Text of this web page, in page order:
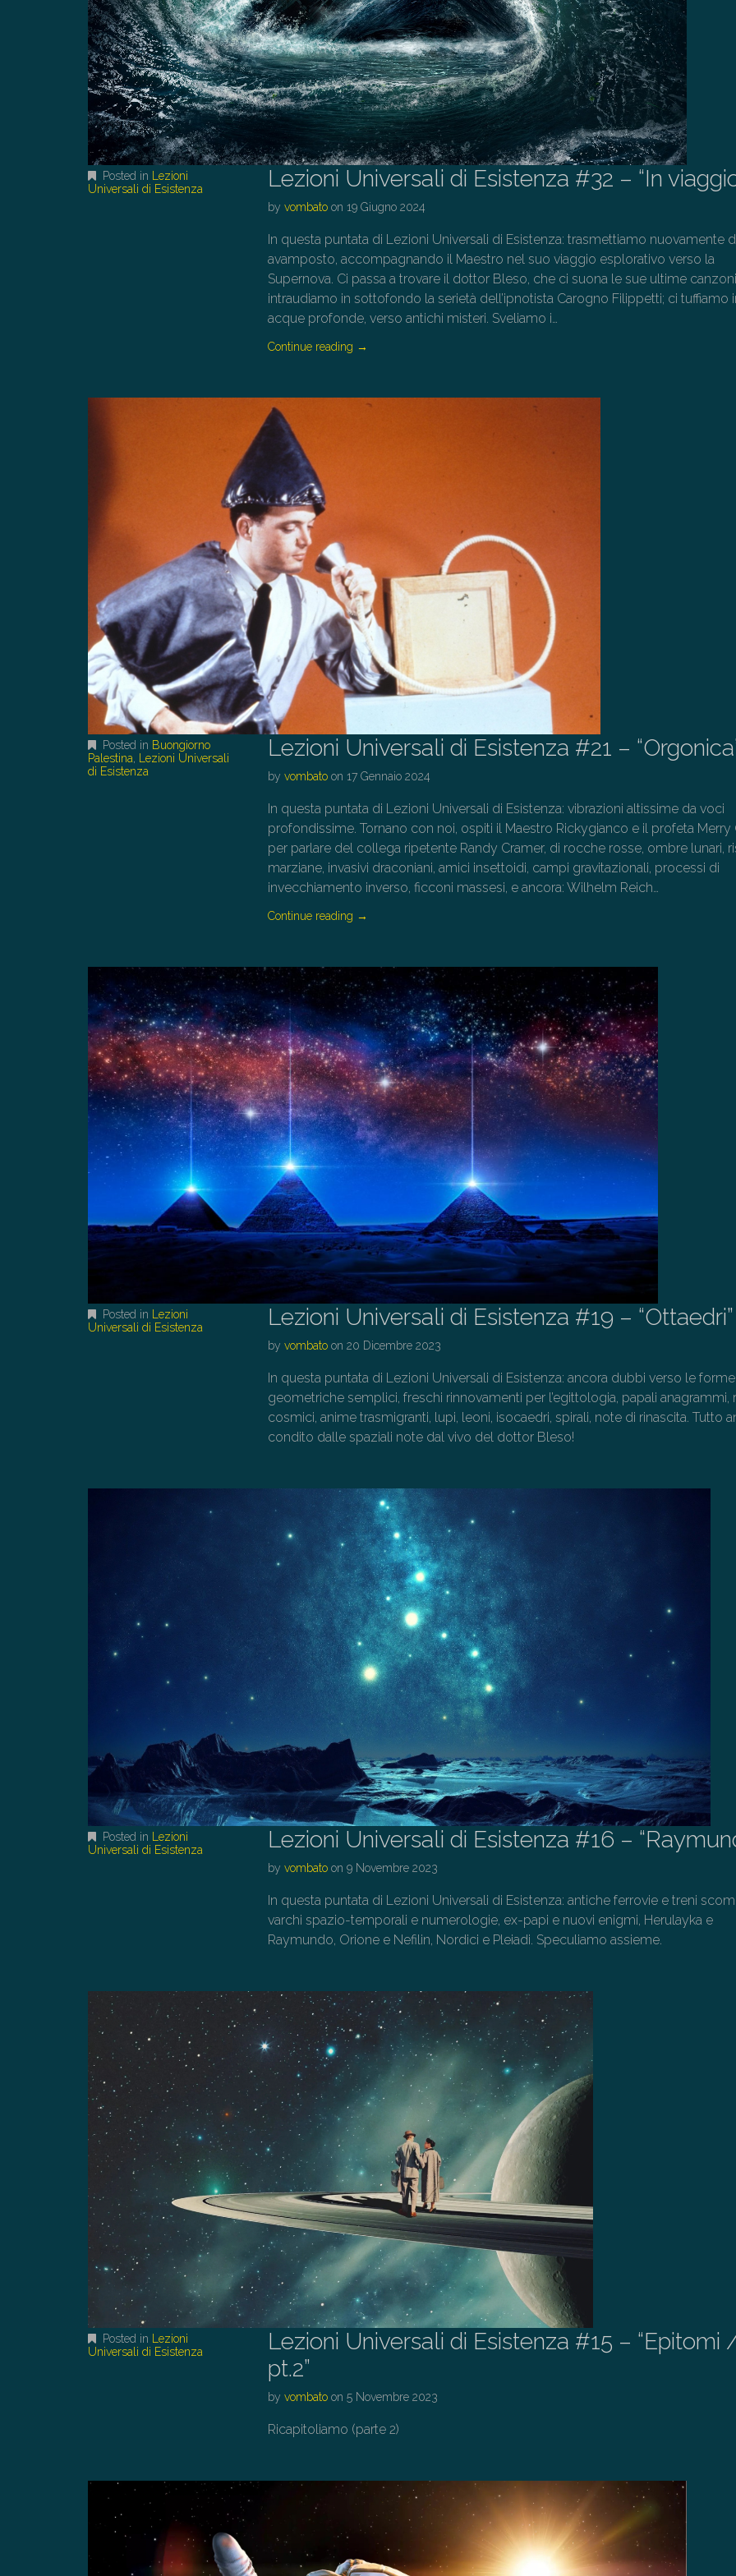
Posted in
Lezioni
Universali di Esistenza
Lezioni Universali di Esistenza #32 – “In
byvombato on 19 Giugno 2024
In questa puntata di Lezioni Universali di Esistenza: trasmettiamo nuovamente
avamposto, accompagnando il Maestro nel suo viaggio esplorativo verso la
Supernova. Ci passa a trovare il dottor Bleso, che ci suona le sue ultime
intraudiamo in sottofondo la serietà dell’ipnotista Carogno Filippetti; ci tuffiamo
acque profonde, verso antichi misteri. Sveliamo i…
Continue reading →
Posted in Buongiorno
Palestina
Lezioni Universali
di Esistenza
Lezioni Universali di Esistenza #21 –
byvombato on 17 Gennaio 2024
In questa puntata di Lezioni Universali di Esistenza: vibrazioni altissime da voci
profondissime. Tornano con noi, ospiti il Maestro Rickygianco e il profeta Merry
per parlare del collega ripetente Randy Cramer, di rocche rosse, ombre lunari,
marziane, invasivi draconiani, amici insettoidi, campi gravitazionali, processi di
invecchiamento inverso, ficconi massesi, e ancora: Wilhelm Reich…
Continue reading →
Posted in Lezioni
Universali di Esistenza
Lezioni Universali di Esistenza #19 – “Ottaedri”
byvombato on20 Dicembre 2023
In questa puntata di Lezioni Universali di Esistenza: ancora dubbi verso le forme
geometriche semplici, freschi rinnovamenti per l’egittologia, papali anagrammi,
cosmici, anime trasmigranti, lupi, leoni, isocaedri, spirali, note di rinascita. Tutto
condito dalle spaziali note dal vivo del dottor Bleso!
Posted in Lezioni
Universali di Esistenza
Lezioni Universali di Esistenza #16 –
byvombato on9 Novembre 2023
In questa puntata di Lezioni Universali di Esistenza: antiche ferrovie e treni
varchi spazio-temporali e numerologie, ex-papi e nuovi enigmi, Herulayka e
Raymundo, Orione e Nefilin, Nordici e Pleiadi. Speculiamo assieme.
Posted in Lezioni
Universali di Esistenza
Lezioni Universali di Esistenza #15 – “Epitomi
pt.2”
byvombato on5 Novembre 2023
Ricapitoliamo (parte 2)